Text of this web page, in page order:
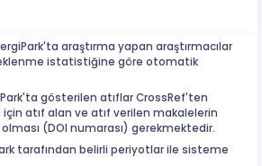
araştırma yapan araştırmacılar
istatistiğine göre otomatik
gösterilen atıflar CrossRef'ten
atıf alan ve atıf verilen makalelerin
olması (DOI numarası) gerekmektedir.
tarafından belirli periyotlar ile sisteme